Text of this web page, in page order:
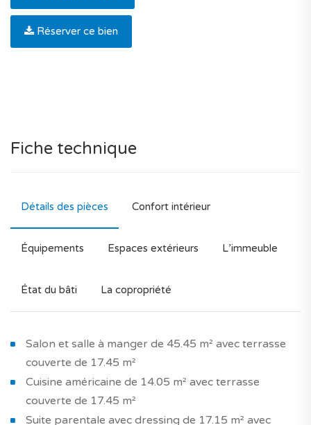
Réserver ce bien
Fiche technique
Détails des pièces Confort intérieur
Équipements Espaces extérieurs L’immeuble
État du bâti La copropriété
Salon et salle à manger de 45.45 m² avec terrasse
couverte de 17.45 m²
Cuisine américaine de 14.05 m² avec terrasse
couverte de 17.45 m²
Suite parentale avec dressing de 17.15 m² avec